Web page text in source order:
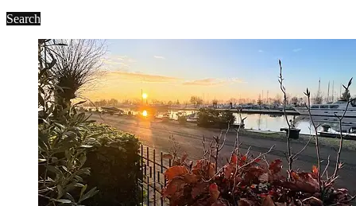
Search